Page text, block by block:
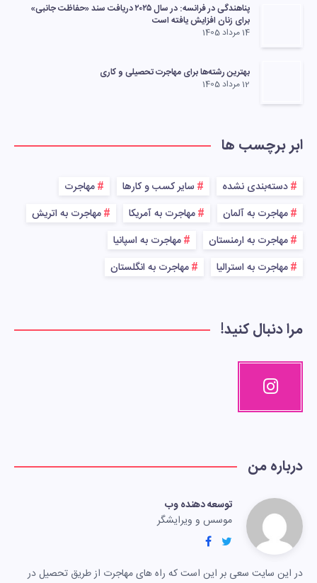
پناهندگی در فرانسه: در سال ۲۰۲۵ دریافت سند «حفاظت جانبی»
برای زنان افزایش یافته است
14 مرداد 1405
بهترین رشته‌ها برای مهاجرت تحصیلی و کاری
12 مرداد 1405
ابر برچسب ها
دسته‌بندی نشده سایر کسب و کارها
مهاجرت
مهاجرت به آلمان
مهاجرت به آمریکا
مهاجرت به اتریش
مهاجرت به ارمنستان
مهاجرت به اسپانیا
مهاجرت به استرالیا
مهاجرت به انگلستان
مرا دنبال کنید!
درباره من
توسعه دهنده وب
موسس و ویرایشگر
در این سایت سعی بر این است که راه های مهاجرت از طریق تحصیل در